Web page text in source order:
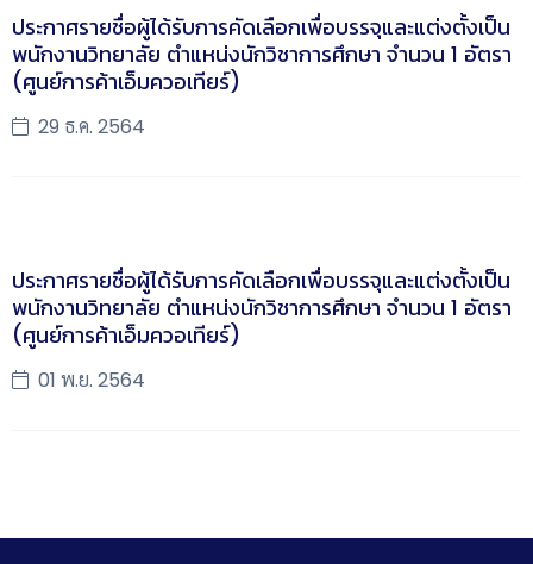
ประกาศรายชื่อผู้ได้รับการคัดเลือกเพื่อบรรจุและแต่งตั้งเป็น
พนักงานวิทยาลัย ตำแหน่งนักวิชาการศึกษา จำนวน 1 อัตรา
(ศูนย์การค้าเอ็มควอเทียร์)
29 ธ.ค. 2564
ประกาศรายชื่อผู้ได้รับการคัดเลือกเพื่อบรรจุและแต่งตั้งเป็น
พนักงานวิทยาลัย ตำแหน่งนักวิชาการศึกษา จำนวน 1 อัตรา
(ศูนย์การค้าเอ็มควอเทียร์)
01 พ.ย. 2564